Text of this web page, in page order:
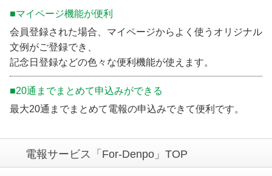
■マイページ機能が便利
会員登録された場合、マイページからよく使うオリジナル
文例がご登録でき、
記念日登録などの色々な便利機能が使えます。
■20通までまとめて申込みができる
最大20通までまとめて電報の申込みできて便利です。
電報サービス「For-Denpo」TOP